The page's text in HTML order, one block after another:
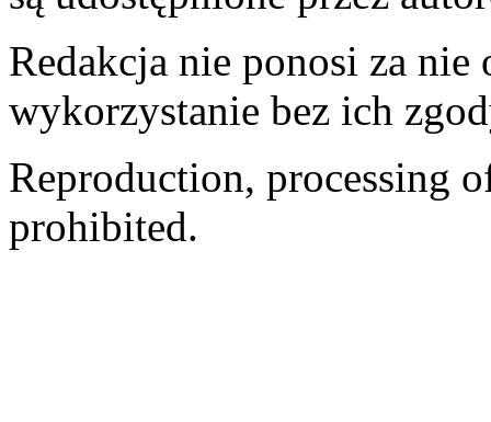
Redakcja nie ponosi za
wykorzystanie bez ich
Reproduction, processing
prohibited.